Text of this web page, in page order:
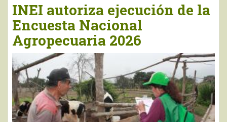
INEI autoriza ejecución de la
Encuesta Nacional
Agropecuaria 2026